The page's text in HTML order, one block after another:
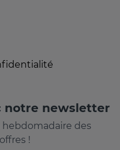
notre newsletter
des
!